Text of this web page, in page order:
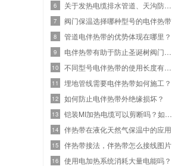
6
7 阀门保温选择哪种型号的电伴热带
8 管道电伴热带的优势体现在哪里？
9
10
11 埋地管线需要电伴热带如何施工？
12 如何防止电伴热带外绝缘损坏？
13
14 伴热带在液化天然气保温中的应用
15 伴热带接法，伴热带怎么接线图片
16 使用电加热系统消耗大量电能吗？